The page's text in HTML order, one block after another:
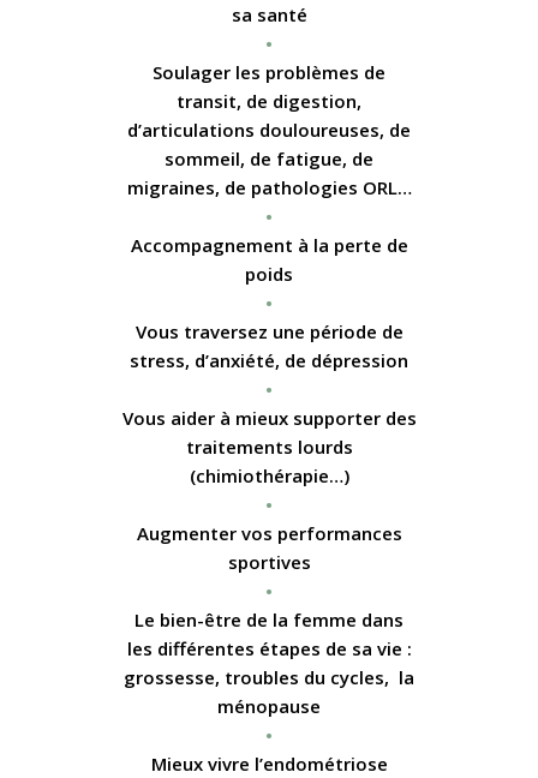
sa santé
•
Soulager les problèmes de
transit, de digestion,
d’articulations douloureuses, de
sommeil, de fatigue, de
migraines, de pathologies ORL…
•
Accompagnement à la perte de
poids
•
Vous traversez une période de
stress, d’anxiété, de dépression
•
Vous aider à mieux supporter des
traitements lourds
(chimiothérapie…)
•
Augmenter vos performances
sportives
•
Le bien-être de la femme dans
les différentes étapes de sa vie :
grossesse, troubles du cycles, la
ménopause
•
Mieux vivre l’endométriose